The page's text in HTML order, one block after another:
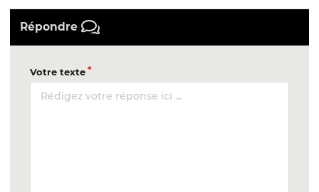
Répondre
Votre texte